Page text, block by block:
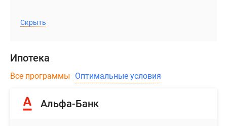
Скрыть
Ипотека
Все программы Оптимальные условия
Альфа-Банк